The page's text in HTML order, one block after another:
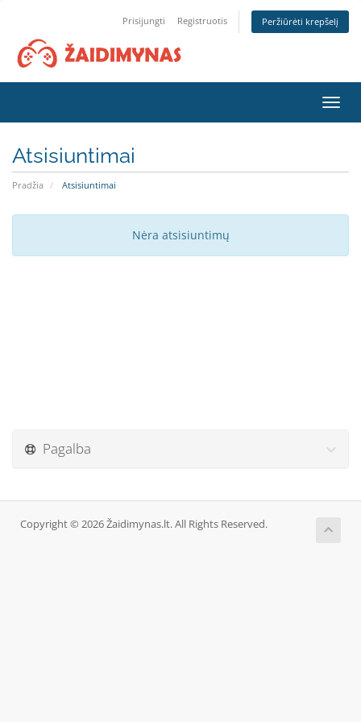
Prisijungti Registruotis Peržiūrėti krepšelį
Atsisiuntimai
Pradžia Atsisiuntimai
Nėra atsisiuntimų
Pagalba
Copyright © 2026 Žaidimynas.lt. All Rights Reserved.